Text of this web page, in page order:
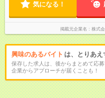
気になる！
掲載元企業名 株式
興味のあるバイト は、とりあえ
保存した求人は、後からまとめて応募
企業からアプローチが届くことも！